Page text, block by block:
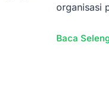
organisasi
Baca